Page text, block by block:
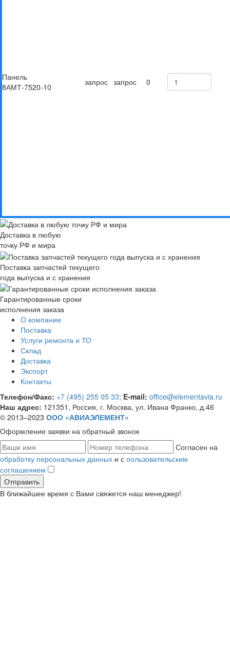
Панель
8АМТ-7520-10
запрос запрос 0
Доставка в любую
точку РФ и мира
Поставка запчастей текущего
года выпуска и с хранения
Гарантированные сроки
исполнения заказа
О компании
Поставка
Услуги ремонта и ТО
Склад
Доставка
Экспорт
Контакты
Телефон/Факс: +7 (495) 255 05 33; E-mail: office@elementavia.ru
Наш адрес: 121351, Россия, г. Москва, ул. Ивана Франко, д.46
© 2013–2023 ООО «АВИАЭЛЕМЕНТ»
Оформление заявки на обратный звонок
Согласен на
обработку персональных данных и с пользовательским
соглашением
В ближайшее время с Вами свяжется наш менеджер!